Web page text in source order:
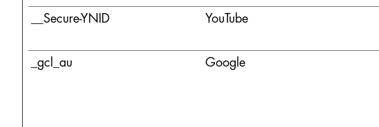
__Secure-YNID YouTube
_gcl_au Google